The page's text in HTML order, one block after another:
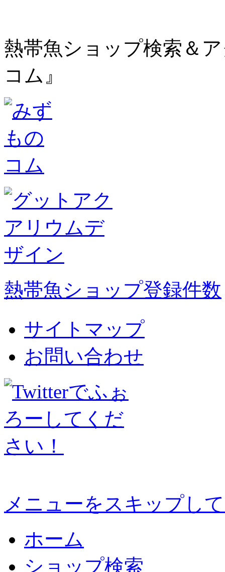
熱帯魚ショップ検索＆
コム』
熱帯魚ショップ登録件数
サイトマップ
お問い合わせ
メニューをスキップし
ホーム
ショップ検索